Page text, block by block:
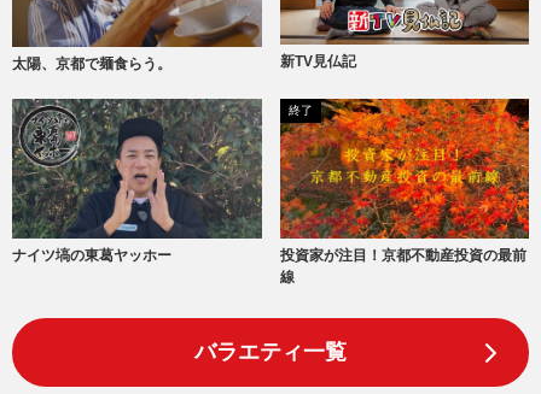
太陽、京都で麺食らう。 新TV見仏記
ナイツ塙の東葛ヤッホー
終了
投資家が注目！京都不動産投資の最前
線
バラエティ一覧